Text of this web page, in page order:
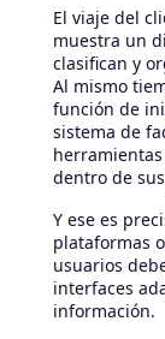
El viaje del
muestra un
clasifican y
Al mismo
función de
sistema de
dentro de
Y ese es
plataformas
usuarios
interfaces
información.